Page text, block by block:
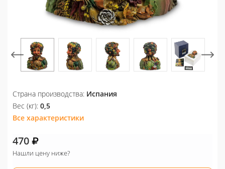
Страна производства: Испания
Вес (кг): 0,5
Все характеристики
470
Нашли цену ниже?